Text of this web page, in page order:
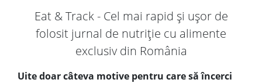
Eat & Track - Cel mai rapid și ușor de
folosit jurnal de nutriție cu alimente
exclusiv din România
Uite doar câteva motive pentru care să încerci